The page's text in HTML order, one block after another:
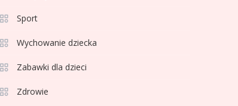
Sport
Wychowanie dziecka
Zabawki dla dzieci
Zdrowie
5
Lech Poznań rankingi:
Analiza pozycji w
6